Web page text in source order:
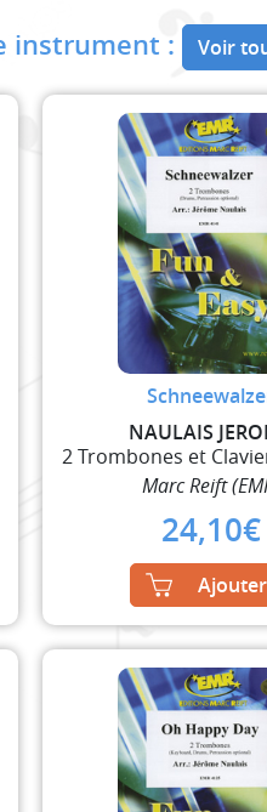
instrument : Voir
NAULAIS
2 Trombones et
Marc Reift
24,10€
Ajouter